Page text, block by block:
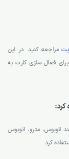
مراجعه کنید. در این
فعال سازی کارت به
کرد:
اتوبوس، مترو، اتوبوس
کرد.